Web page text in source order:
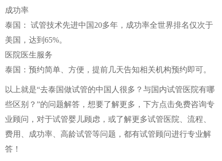
成功率
泰国： 试管技术先进中国20多年，成功率全世界排名仅次于
美国，达到65%。
医院医生服务
泰国：预约简单、方便，提前几天告知相关机构预约即可。
以上就是“去泰国做试管的中国人很多？与国内试管医院有哪
些区别？”的问题解答，想要了解更多，下方点击免费咨询专
业顾问，对于试管婴儿顾虑，或了解更多试管医院、流程、
费用、成功率、高龄试管等问题，都有试管顾问进行专业解
答！